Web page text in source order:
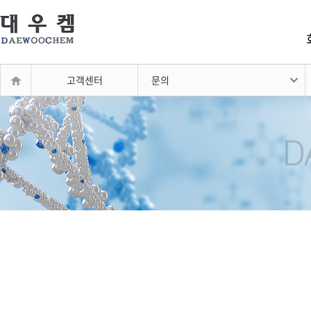
고객센터 문의